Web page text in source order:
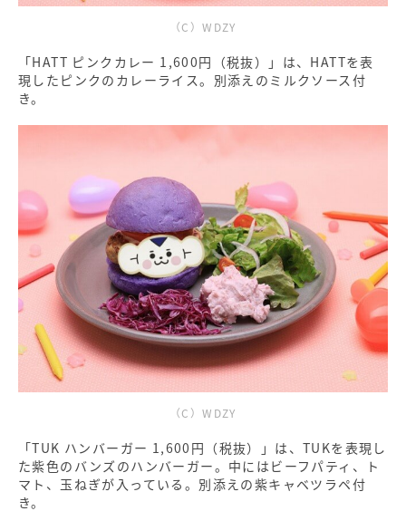
（C）WDZY
「HATT ピンクカレー 1,600円（税抜）」は、HATTを表
現したピンクのカレーライス。別添えのミルクソース付
き。
（C）WDZY
「TUK ハンバーガー 1,600円（税抜）」は、TUKを表現し
た紫色のバンズのハンバーガー。中にはビーフパティ、ト
マト、玉ねぎが入っている。別添えの紫キャベツラペ付
き。